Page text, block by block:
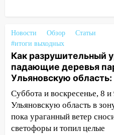
деревьев в
10:00 В Кузоватово
повредил кровли
культуры и школы
09:20
машину в
09:16 Утро
началось с «глухой»
Новости Обзор
Статьи
#итоги выходных
Как разрушительный
падающие деревья
Ульяновскую
Суббота и воскресенье, 8 и
Ульяновскую область в
пока ураганный ветер
светофоры и топил целые